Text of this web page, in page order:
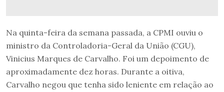
Na quinta-feira da semana passada, a CPMI ouviu o
ministro da Controladoria-Geral da União (CGU),
Vinicius Marques de Carvalho. Foi um depoimento de
aproximadamente dez horas. Durante a oitiva,
Carvalho negou que tenha sido leniente em relação ao